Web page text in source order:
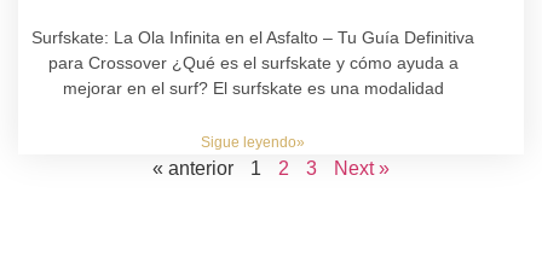
Surfskate: La Ola Infinita en el Asfalto – Tu Guía Definitiva
para Crossover ¿Qué es el surfskate y cómo ayuda a
mejorar en el surf? El surfskate es una modalidad
Sigue leyendo»
« anterior 1 2 3 Next »